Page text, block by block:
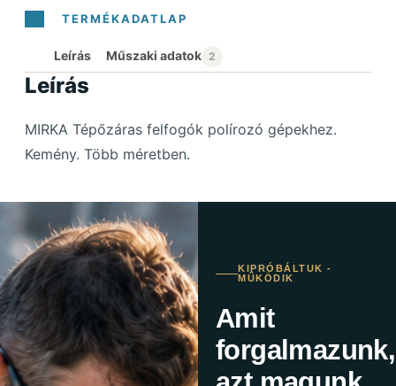
Leírás
Leírás
MIRKA Tépőzáras felfogók polírozó gépekhez.
Kemény. Több méretben.
KIPRÓBÁLTUK -
MŰKÖDIK
Amit
forgalmazunk,